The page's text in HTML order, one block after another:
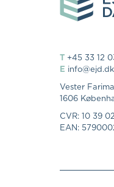
T +45 33 12
E info@ejd.dk
Vester
1606
CVR: 10 39
EAN: